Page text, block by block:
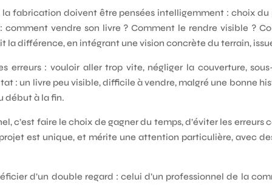
la fabrication doivent être pensées intelligemment : choix du
vendre son livre ? Comment le rendre visible ?
la différence, en intégrant une vision concrète du terrain,
erreurs : vouloir aller trop vite, négliger la couverture,
: un livre peu visible, difficile à vendre, malgré une bonne
début à la fin.
c’est faire le choix de gagner du temps, d’éviter les
est unique, et mérite une attention particulière, avec
d’un double regard : celui d’un professionnel de la